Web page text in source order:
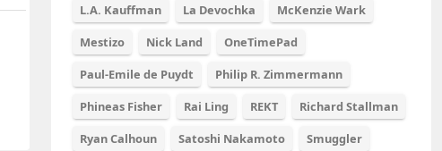
L.A. Kauffman
La Devochka
McKenzie Wark
Mestizo
Nick Land
OneTimePad
Paul-Emile de Puydt
Philip R. Zimmermann
Phineas Fisher
Rai Ling REKT
Richard Stallman
Ryan Calhoun
Satoshi Nakamoto
Smuggler